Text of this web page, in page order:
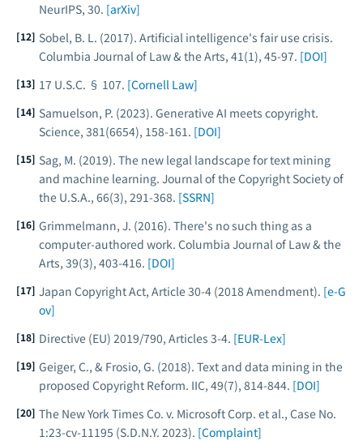
NeurIPS, 30. [arXiv]
Sobel, B. L. (2017). Artificial intelligence's fair use crisis.
Columbia Journal of Law & the Arts, 41(1), 45-97. [DOI]
17 U.S.C. § 107. [Cornell Law]
Samuelson, P. (2023). Generative AI meets copyright.
Science, 381(6654), 158-161. [DOI]
Sag, M. (2019). The new legal landscape for text mining
and machine learning. Journal of the Copyright Society of
the U.S.A., 66(3), 291-368. [SSRN]
Grimmelmann, J. (2016). There's no such thing as a
computer-authored work. Columbia Journal of Law & the
Arts, 39(3), 403-416. [DOI]
Japan Copyright Act, Article 30-4 (2018 Amendment). [e-G
ov]
Directive (EU) 2019/790, Articles 3-4. [EUR-Lex]
Geiger, C., & Frosio, G. (2018). Text and data mining in the
proposed Copyright Reform. IIC, 49(7), 814-844. [DOI]
The New York Times Co. v. Microsoft Corp. et al., Case No.
1:23-cv-11195 (S.D.N.Y. 2023). [Complaint]